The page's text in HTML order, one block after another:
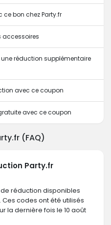
ce bon chez Party.fr
accessoires
réduction supplémentaire
avec ce coupon
avec ce coupon
(FAQ)
Party.fr
réduction disponibles
Ces codes ont été utilisés
la dernière fois le 10 août